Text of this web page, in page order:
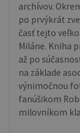
archívov.
po prvýkrát
časť tejto
Miláne. Kniha
až po
na základe
výnimočnou
fanúšikom
milovníkom